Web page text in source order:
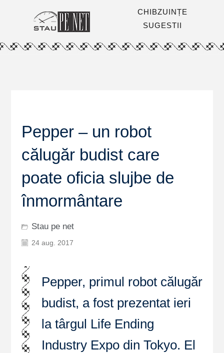
CHIBZUINȚE
SUGESTII
Pepper – un robot
călugăr budist care
poate oficia slujbe de
înmormântare
Stau pe net
24 aug. 2017
Pepper, primul robot călugăr
budist, a fost prezentat ieri
la târgul Life Ending
Industry Expo din Tokyo. El